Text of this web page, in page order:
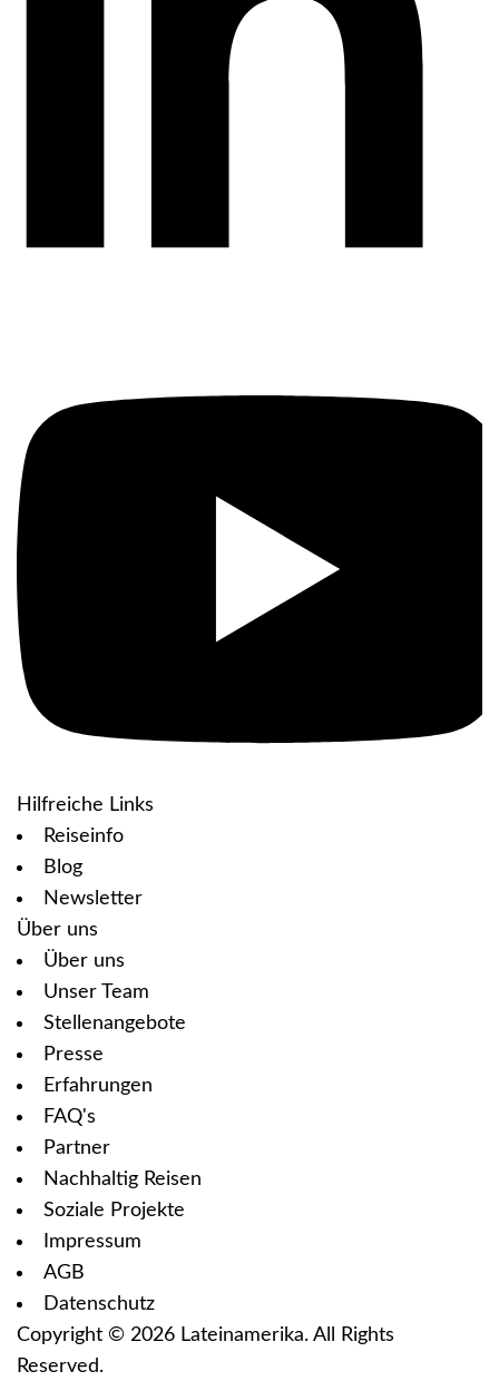
Hilfreiche Links
Reiseinfo
Blog
Newsletter
Über uns
Über uns
Unser Team
Stellenangebote
Presse
Erfahrungen
FAQ's
Partner
Nachhaltig Reisen
Soziale Projekte
Impressum
AGB
Datenschutz
Copyright © 2026 Lateinamerika. All Rights
Reserved.